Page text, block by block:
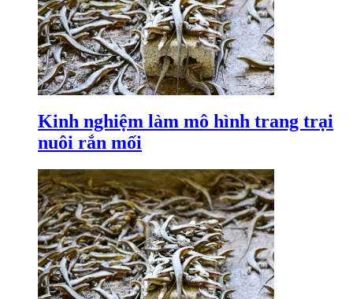
Kinh nghiệm làm mô hình trang trại
nuôi rắn mối